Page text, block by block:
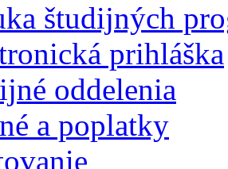
študijných
prihláška
oddelenia
a poplatky